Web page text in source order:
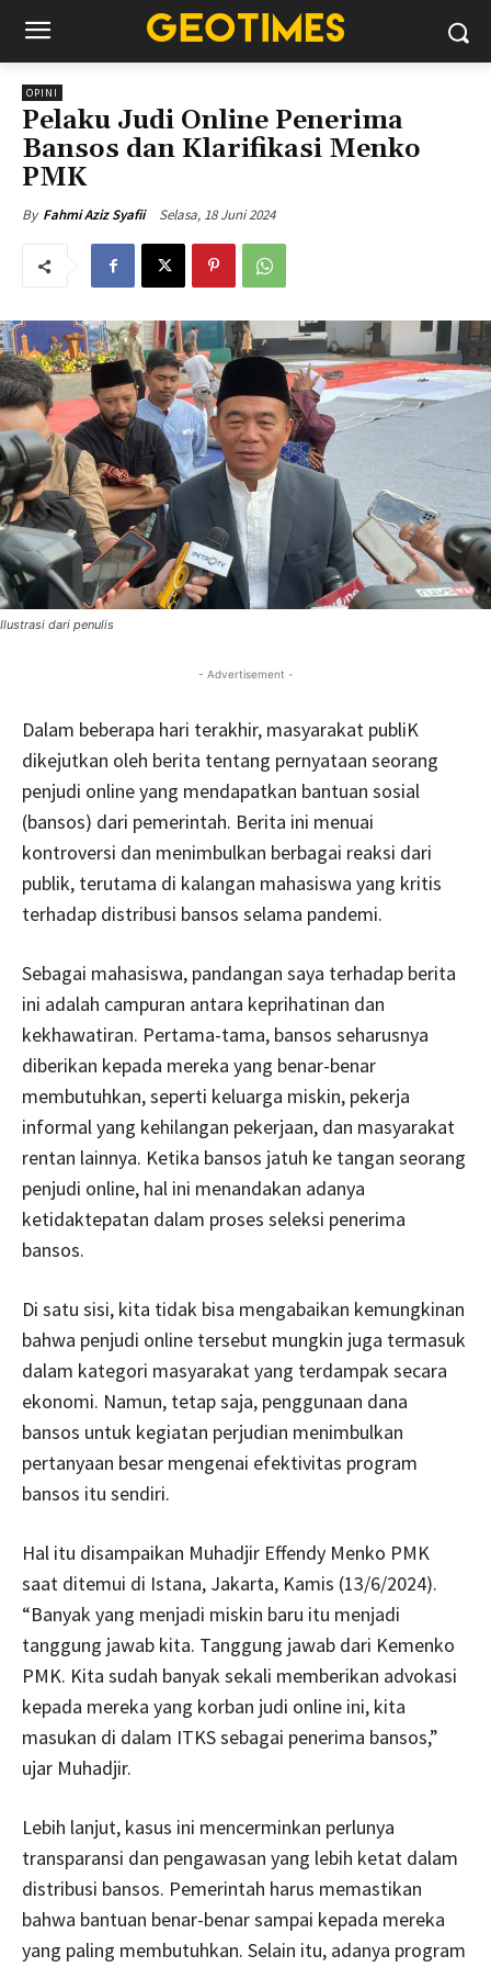
OPINI
Pelaku Judi Online Penerima
Bansos dan Klarifikasi Menko
PMK
By Fahmi Aziz Syafii Selasa, 18 Juni 2024
Ilustrasi dari penulis
- Advertisement -
Dalam beberapa hari terakhir, masyarakat publiK
dikejutkan oleh berita tentang pernyataan seorang
penjudi online yang mendapatkan bantuan sosial
(bansos) dari pemerintah. Berita ini menuai
kontroversi dan menimbulkan berbagai reaksi dari
publik, terutama di kalangan mahasiswa yang kritis
terhadap distribusi bansos selama pandemi.
Sebagai mahasiswa, pandangan saya terhadap berita
ini adalah campuran antara keprihatinan dan
kekhawatiran. Pertama-tama, bansos seharusnya
diberikan kepada mereka yang benar-benar
membutuhkan, seperti keluarga miskin, pekerja
informal yang kehilangan pekerjaan, dan masyarakat
rentan lainnya. Ketika bansos jatuh ke tangan seorang
penjudi online, hal ini menandakan adanya
ketidaktepatan dalam proses seleksi penerima
bansos.
Di satu sisi, kita tidak bisa mengabaikan kemungkinan
bahwa penjudi online tersebut mungkin juga termasuk
dalam kategori masyarakat yang terdampak secara
ekonomi. Namun, tetap saja, penggunaan dana
bansos untuk kegiatan perjudian menimbulkan
pertanyaan besar mengenai efektivitas program
bansos itu sendiri.
Hal itu disampaikan Muhadjir Effendy Menko PMK
saat ditemui di Istana, Jakarta, Kamis (13/6/2024).
“Banyak yang menjadi miskin baru itu menjadi
tanggung jawab kita. Tanggung jawab dari Kemenko
PMK. Kita sudah banyak sekali memberikan advokasi
kepada mereka yang korban judi online ini, kita
masukan di dalam ITKS sebagai penerima bansos,”
ujar Muhadjir.
Lebih lanjut, kasus ini mencerminkan perlunya
transparansi dan pengawasan yang lebih ketat dalam
distribusi bansos. Pemerintah harus memastikan
bahwa bantuan benar-benar sampai kepada mereka
yang paling membutuhkan. Selain itu, adanya program